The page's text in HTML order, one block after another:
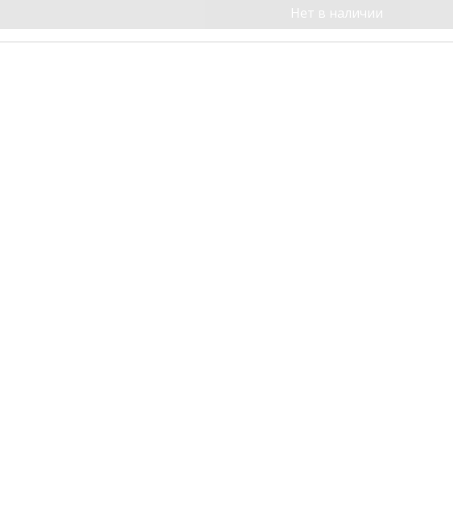
Нет в наличии